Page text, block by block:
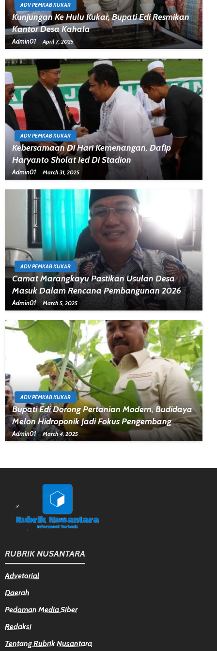
ADV PEMKAB KUKAR
Kunjungan Ke Hulu Kukar, Bupati Edi Resmikan
Kantor Desa Kahala
Admin01 April 7, 2025
ADV PEMKAB KUKAR
Kebersamaan Di Hari Kemenangan, Dafip
Haryanto Sholat Ied Di Stadion
Admin01 March 31, 2025
ADV PEMKAB KUKAR
Camat Marangkayu Pastikan Usulan Desa
Masuk Dalam Rencana Pembangunan 2026
Admin01 March 5, 2025
ADV PEMKAB KUKAR
Bupati Edi Dorong Pertanian Modern, Budidaya
Melon Hidroponik Jadi Fokus Pengembang
Admin01 March 4, 2025
RUBRIK NUSANTARA
Advetorial
Daerah
Pedoman Media Siber
Redaksi
Tentang Rubrik Nusantara